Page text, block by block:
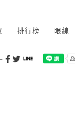
排行榜 眼線